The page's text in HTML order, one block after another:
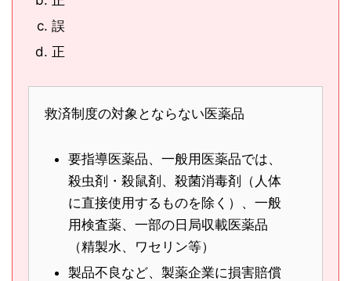
誤
正
救済制度の対象とならない医薬品
要指導医薬品、一般用医薬品では、
殺虫剤・殺鼠剤、殺菌消毒剤（人体
に直接使用するものを除く）、一般
用検査薬、一部の日局収載医薬品
（精製水、ワセリン等）
製品不良など、製薬企業に損害賠償